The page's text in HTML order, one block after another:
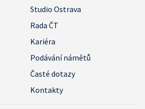
Studio Ostrava
Rada ČT
Kariéra
Podávání námětů
Časté dotazy
Kontakty